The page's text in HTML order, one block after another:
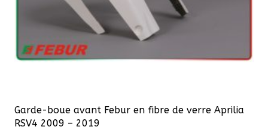
Garde-boue avant Febur en fibre de verre Aprilia
RSV4 2009 – 2019